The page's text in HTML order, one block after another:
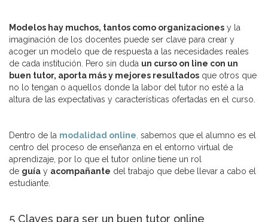
Modelos hay muchos, tantos como organizaciones y la
imaginación de los docentes puede ser clave para crear y
acoger un modelo que de respuesta a las necesidades reales
de cada institución. Pero sin duda un curso on line con un
buen tutor, aporta más y mejores resultados que otros que
no lo tengan o aquellos donde la labor del tutor no esté a la
altura de las expectativas y características ofertadas en el curso.
Dentro de la modalidad online sabemos que el alumno es el
centro del proceso de enseñanza en el entorno virtual de
aprendizaje, por lo que el tutor online tiene un rol
de guía y acompañante del trabajo que debe llevar a cabo el
estudiante.
5 Claves para ser un buen tutor online